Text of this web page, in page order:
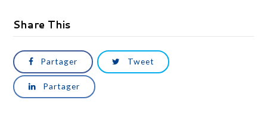
Share This
Partager Tweet
Partager